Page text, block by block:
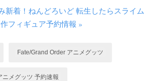
新着！ねんどろいど 転生したらスライム
フィギュア予約情報 »
Fate/Grand Order アニメグッツ
ニメグッツ 予約速報